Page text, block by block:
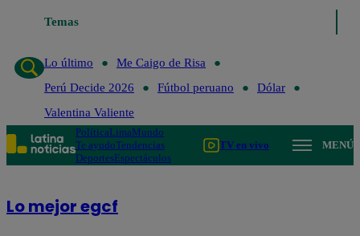
Temas
Lo último
Me Caigo de Risa
Perú Decide 2026
Fútbol peruano
Dólar
Valentina Valiente
PolíticaLimaMundo
Te ayudoTendencias
DeportesEspectáculos
TV en vivo MENÚ
Lo mejor egcf